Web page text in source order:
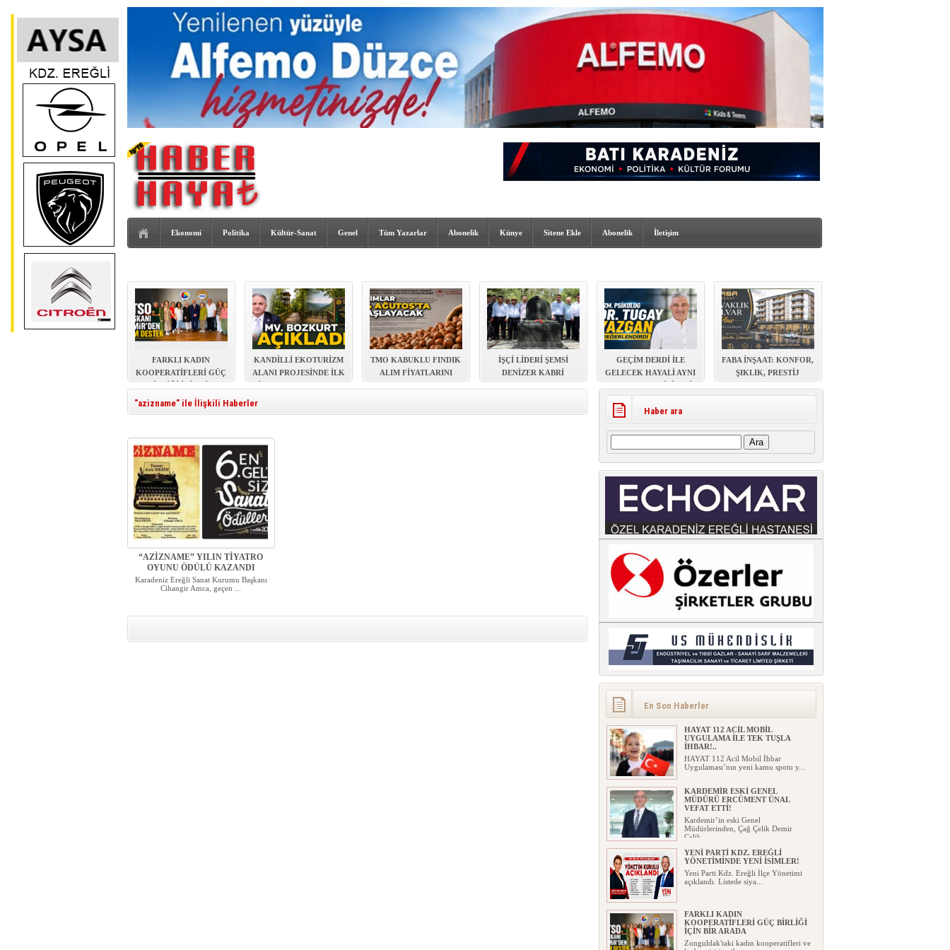
Ekonomi Politika Kültür-Sanat Genel Tüm Yazarlar Abonelik Künye Sitene Ekle Abonelik İletişim
FARKLI KADIN
KOOPERATİFLERİ GÜÇ
ARADA
KANDİLLİ EKOTURİZM
ALANI PROJESİNDE İLK
TMO KABUKLU FINDIK
ALIM FİYATLARINI
İŞÇİ LİDERİ ŞEMSİ
DENİZER KABRİ
GEÇİM DERDİ İLE
GELECEK HAYALİ AYNI
FABA İNŞAAT: KONFOR,
ŞIKLIK, PRESTİJ
"azizname" ile İlişkili Haberler
“AZİZNAME” YILIN TİYATRO
OYUNU ÖDÜLÜ KAZANDI
Karadeniz Ereğli Sanat Kurumu Başkanı
Cihangir Amca, geçen ...
Haber ara
Arama:
En Son Haberler
HAYAT 112 ACİL MOBİL
UYGULAMA İLE TEK TUŞLA
İHBAR!..
HAYAT 112 Acil Mobil İhbar
Uygulaması’nın yeni kamu spotu y...
KARDEMİR ESKİ GENEL
MÜDÜRÜ ERCÜMENT ÜNAL
VEFAT ETTİ!
Kardemir’in eski Genel
Müdürlerinden, Çağ Çelik Demir
Çelik...
YENİ PARTİ KDZ. EREĞLİ
YÖNETİMİNDE YENİ İSİMLER!
Yeni Parti Kdz. Ereğli İlçe Yönetimi
açıklandı. Listede siya...
FARKLI KADIN
KOOPERATİFLERİ GÜÇ BİRLİĞİ
İÇİN BİR ARADA
Zonguldak'taki kadın kooperatifleri ve